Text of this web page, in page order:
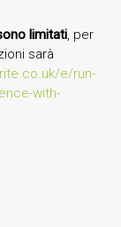
limitati, per
sarà
e/run-
with-